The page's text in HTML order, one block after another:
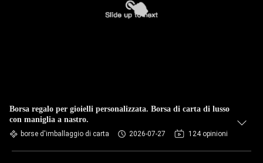
Borsa regalo per gioielli personalizzata. Borsa di carta di lusso
con maniglia a nastro.
borse d'imballaggio di carta 2026-07-27 124 opinioni